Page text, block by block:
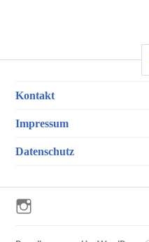
Kontakt
Impressum
Datenschutz